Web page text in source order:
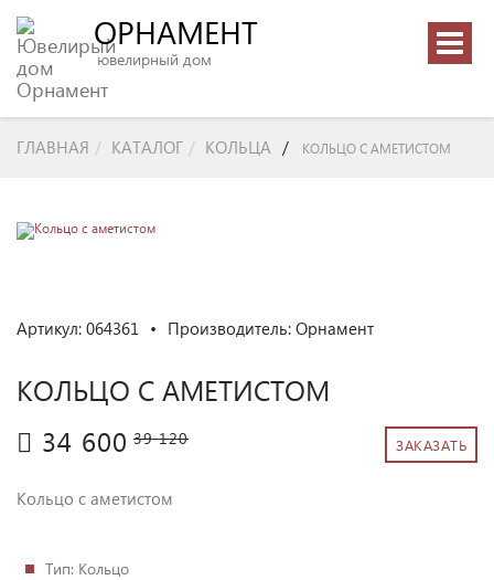
Toggle
ОРНАМЕНТ
ювелирный дом
ГЛАВНАЯ КАТАЛОГ КОЛЬЦА / КОЛЬЦО С АМЕТИСТОМ
Артикул: 064361 • Производитель: Орнамент
КОЛЬЦО С АМЕТИСТОМ
34 600 39 120
Кольцо с аметистом
Тип: Кольцо